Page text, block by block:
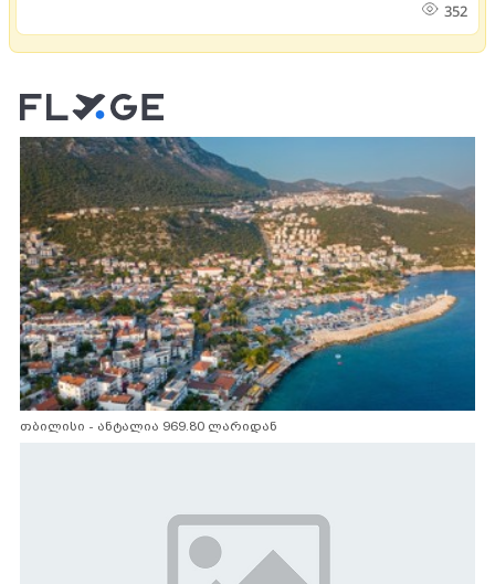
352
თბილისი - ანტალია 969.80 ლარიდან